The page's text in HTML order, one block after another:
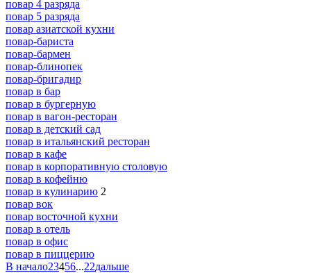
повар 4 разряда
повар 5 разряда
повар азиатской кухни
повар-бариста
повар-бармен
повар-блинопек
повар-бригадир
повар в бар
повар в бургерную
повар в вагон-ресторан
повар в детский сад
повар в итальянский ресторан
повар в кафе
повар в корпоративную столовую
повар в кофейню
повар в кулинарию 2
повар вок
повар восточной кухни
повар в отель
повар в офис
повар в пиццерию
В начало23456...22дальше